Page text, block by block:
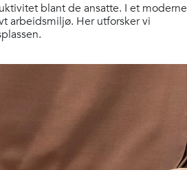
blant de ansatte. I et moderne
arbeidsmiljø. Her utforsker vi